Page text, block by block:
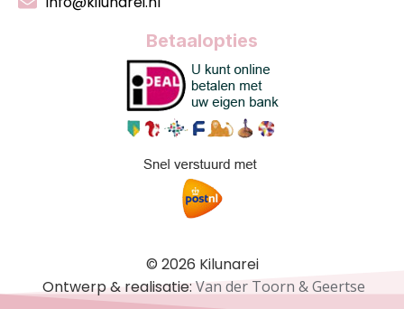
Betaalopties
© 2026 Kilunarei
Ontwerp & realisatie:Van der Toorn & Geertse